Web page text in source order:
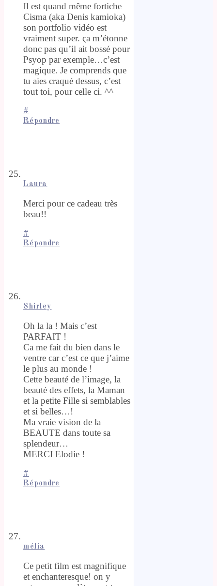
Il est quand même fortiche
Cisma (aka Denis kamioka)
son portfolio vidéo est
vraiment super. ça m’étonne
donc pas qu’il ait bossé pour
Psyop par exemple…c’est
magique. Je comprends que
tu aies craqué dessus, c’est
tout toi, pour celle ci. ^^
#
Répondre
Laura
Merci pour ce cadeau très
beau!!
#
Répondre
Shirley
Oh la la ! Mais c’est
PARFAIT !
Ca me fait du bien dans le
ventre car c’est ce que j’aime
le plus au monde !
Cette beauté de l’image, la
beauté des effets, la Maman
et la petite Fille si semblables
et si belles…!
Ma vraie vision de la
BEAUTE dans toute sa
splendeur…
MERCI Elodie !
#
Répondre
mélia
Ce petit film est magnifique
et enchanteresque! on y